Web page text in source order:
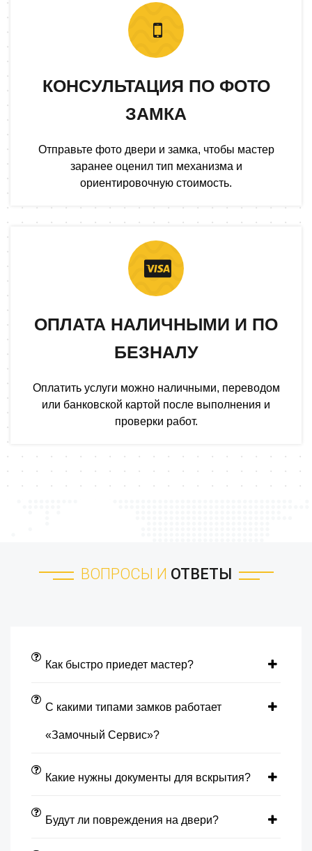
КОНСУЛЬТАЦИЯ ПО ФОТО
ЗАМКА
Отправьте фото двери и замка, чтобы мастер
заранее оценил тип механизма и
ориентировочную стоимость.
ОПЛАТА НАЛИЧНЫМИ И ПО
БЕЗНАЛУ
Оплатить услуги можно наличными, переводом
или банковской картой после выполнения и
проверки работ.
ВОПРОСЫ И ОТВЕТЫ
Как быстро приедет мастер?
С какими типами замков работает
«Замочный Сервис»?
Какие нужны документы для вскрытия?
Будут ли повреждения на двери?